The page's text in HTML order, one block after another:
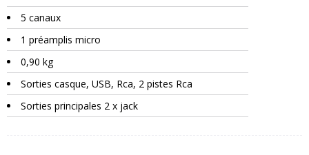
5 canaux
1 préamplis micro
0,90 kg
Sorties casque, USB, Rca, 2 pistes Rca
Sorties principales 2 x jack